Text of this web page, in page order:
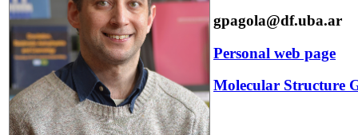
gpagola@df.uba.ar
Personal web page
Molecular Structure